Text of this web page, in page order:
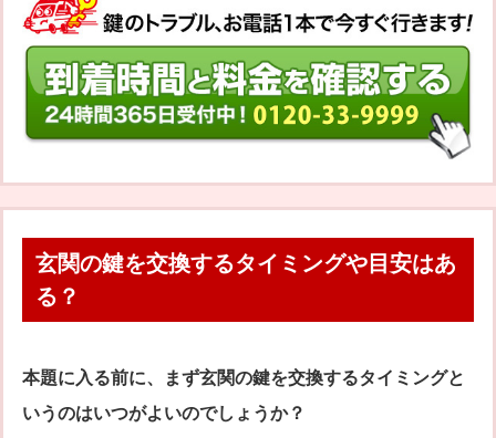
玄関の鍵を交換するタイミングや目安はあ
る？
本題に入る前に、まず玄関の鍵を交換するタイミングと
いうのはいつがよいのでしょうか？